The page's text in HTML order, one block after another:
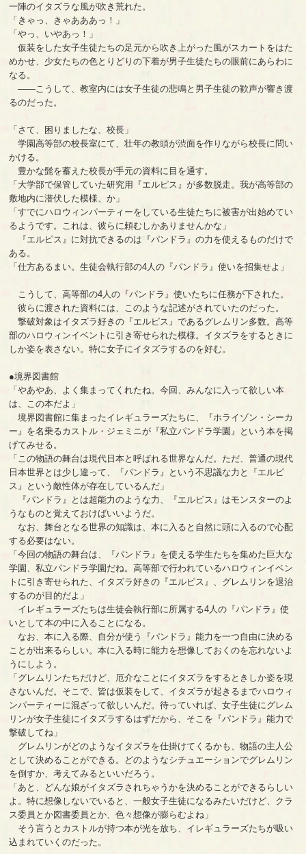
一陣のイタズラな風が吹き荒れた。
「きゃっ、きゃあああっ！」
「やっ、いやあっ！」
仮装をした女子生徒たちの足元から吹き上がった風がスカートをはた
めかせ、少女たちの色とりどりの下着が男子生徒たちの眼前にあらわに
なる。
――こうして、教室内には女子生徒の悲鳴と男子生徒の歓声が響き渡
るのだった。
「さて、困りましたな、校長」
学園高等部の校長室にて、壮年の教頭が渋面を作りながら校長に問い
かける。
豊かな髭を蓄えた校長が手元の資料に目を通す。
「大学部で保管していた研究用『エルピス』が多数脱走。我が高等部の
敷地内に潜伏した模様、か」
「すでにハロウィンパーティーをしている生徒たちに被害が出始めてい
るようです。これは、彼らに頼むしかありませんかな」
『エルピス』に対抗できるのは『パンドラ』の力を使えるものだけで
ある。
「仕方あるまい。生徒会執行部の4人の『パンドラ』使いを招集せよ」
こうして、高等部の4人の『パンドラ』使いたちに任務が下された。
彼らに渡された資料には、このような記述がされていたのだった。
撃破対象はイタズラ好きの『エルピス』であるグレムリン多数。高等
部のハロウィンイベントに引き寄せられた模様。イタズラをするときに
しか姿を表さない。特に女子にイタズラするのを好む。
●境界図書館
「やあやあ、よく集まってくれたね。今回、みんなに入って欲しい本
は、この本だよ」
境界図書館に集まったイレギュラーズたちに、『ホライゾン・シーカ
ー』を名乗るカストル・ジェミニが『私立パンドラ学園』という本を掲
げてみせる。
「この物語の舞台は現代日本と呼ばれる世界なんだ。ただ、普通の現代
日本世界とは少し違って、『パンドラ』という不思議な力と『エルピ
ス』という敵性体が存在しているんだ」
『パンドラ』とは超能力のような力、『エルピス』はモンスターのよ
うなものと覚えておけばいいようだ。
なお、舞台となる世界の知識は、本に入ると自然に頭に入るので心配
する必要はない。
「今回の物語の舞台は、『パンドラ』を使える学生たちを集めた巨大な
学園、私立パンドラ学園だね。高等部で行われているハロウィンイベン
トに引き寄せられた、イタズラ好きの『エルピス』、グレムリンを退治
するのが目的だよ」
イレギュラーズたちは生徒会執行部に所属する4人の『パンドラ』使
いとして本の中に入ることになる。
なお、本に入る際、自分が使う『パンドラ』能力を一つ自由に決める
ことが出来るらしい。本に入る時に能力を想像しておくのを忘れないよ
うにしよう。
「グレムリンたちだけど、厄介なことにイタズラをするときしか姿を現
さないんだ。そこで、皆は仮装をして、イタズラが起きるまでハロウィ
ンパーティーに混ざって欲しいんだ。待っていれば、女子生徒にグレム
リンが女子生徒にイタズラするはずだから、そこを『パンドラ』能力で
撃破してね」
グレムリンがどのようなイタズラを仕掛けてくるかも、物語の主人公
として決めることができる。どのようなシチュエーションでグレムリン
を倒すか、考えてみるといいだろう。
「あと、どんな娘がイタズラされちゃうかを決めることができるらしい
よ。特に想像しないでいると、一般女子生徒になるみたいだけど、クラ
ス委員とか図書委員とか、色々想像が膨らむよね」
そう言うとカストルが持つ本が光を放ち、イレギュラーズたちが吸い
込まれていくのだった。